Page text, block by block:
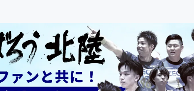
アート・写真 音楽
テクノロジー・ガジェット ゲーム・サービ